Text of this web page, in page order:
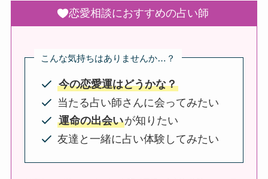
恋愛相談におすすめの占い師
こんな気持ちはありませんか…？
今の恋愛運はどうかな？
当たる占い師さんに会ってみたい
運命の出会いが知りたい
友達と一緒に占い体験してみたい